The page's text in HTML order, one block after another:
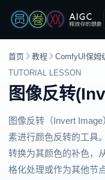
首页 教程 ComfyUI保姆
TUTORIAL LESSON
图像反转
图像反转（Invert
素进行颜色反转的工具
转换为其颜色的补色，
格化处理或作为其他节